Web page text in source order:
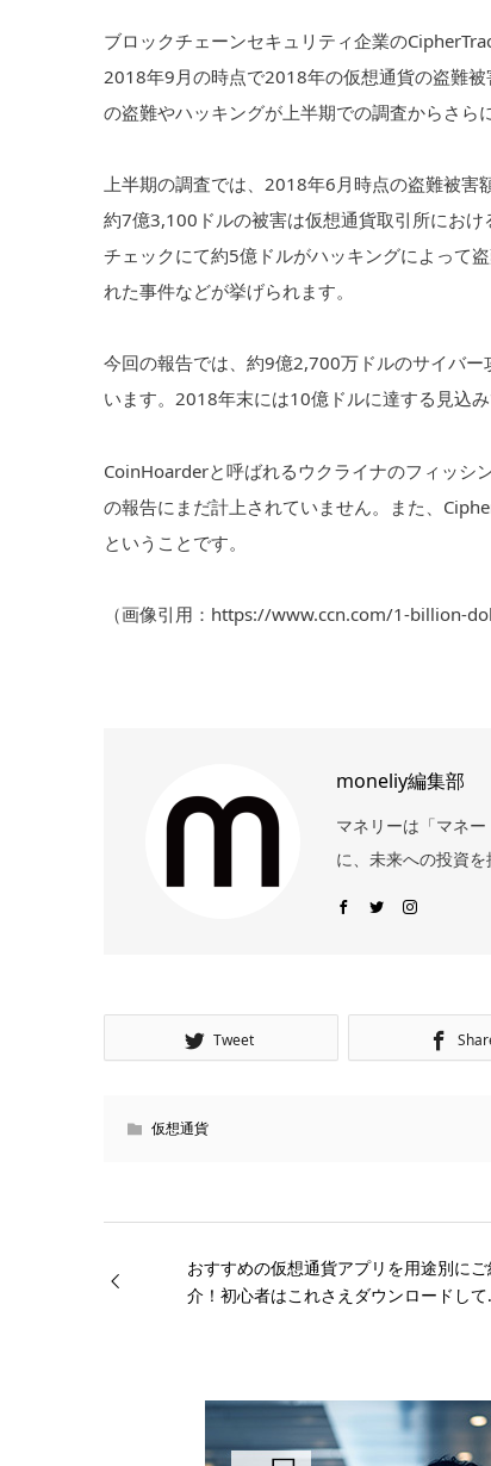
ブロックチェーンセキュリティ企業の
2018年9月の時点で2018年の仮想通貨の盗難
の盗難やハッキングが上半期での調査からさら
上半期の調査では、2018年6月時点の盗難被害
約7億3,100ドルの被害は仮想通貨取引所にお
チェックにて約5億ドルがハッキングによって
れた事件などが挙げられます。
今回の報告では、約9億2,700万ドルのサイバ
います。2018年末には10億ドルに達する見込み
CoinHoarderと呼ばれるウクライナのフィッシ
の報告にまだ計上されていません。また、
ということです。
（画像引用：https://www.ccn.com/1-billion-
moneliy編集部
マネリーは「マネ
に、未来への投資
Tweet
仮想通貨
おすすめの仮想通貨アプリを用途別にご
介！初心者はこれさえダウンロードして